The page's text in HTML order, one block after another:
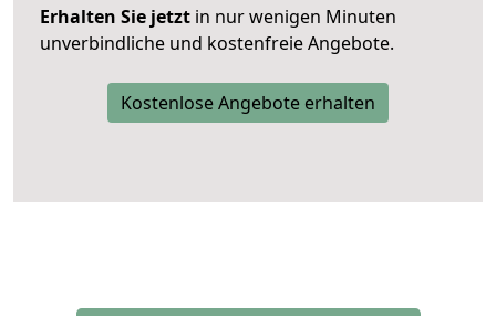
Erhalten Sie jetzt in nur wenigen Minuten
unverbindliche und kostenfreie Angebote.
Kostenlose Angebote erhalten